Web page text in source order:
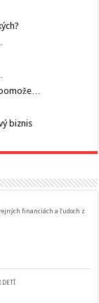
biznis
financiách a ľudoch z
DETÍ